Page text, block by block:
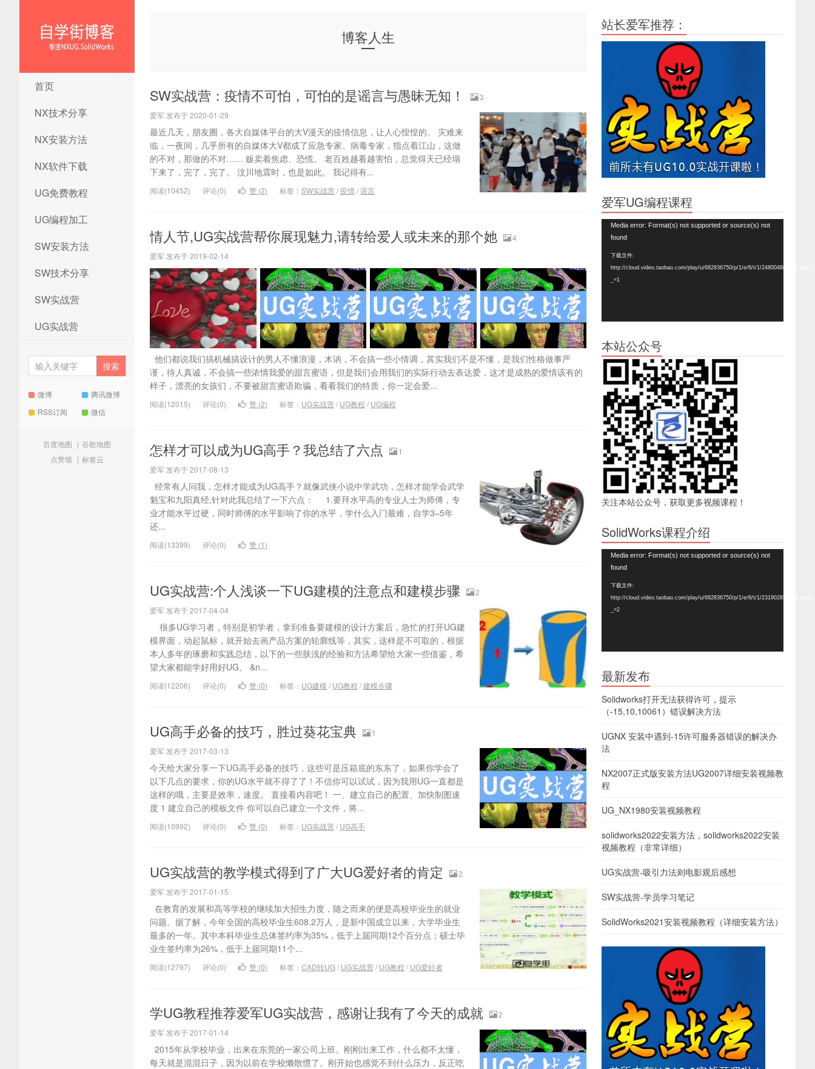
NX1847安装方法|UG12.0安装
方法|ug12.0安装教程|ug12.0
首页
NX技术分享
NX安装方法
NX软件下载
UG免费教程
UG编程加工
SW安装方法
SW技术分享
SW实战营
UG实战营
微博
腾讯微博
RSS订阅
微信
百度地图 | 谷歌地图
点赞墙 | 标签云
博客人生
SW实战营：疫情不可怕，可怕的是谣言与愚昧无知！
3
爱军 发布于 2020-01-29
最近几天，朋友圈，各大自媒体平台的大V漫天的疫情信息，让人心惶惶的。 灾难来
临，一夜间，几乎所有的自媒体大V都成了应急专家、病毒专家，指点着江山，这做
的不对，那做的不对…… 贩卖着焦虑、恐慌。 老百姓越看越害怕，总觉得天已经塌
下来了，完了，完了。 汶川地震时，也是如此。 我记得有...
阅读(10452) 评论(0) 赞 (2) 标签： SW实战营/疫情/谣言
情人节,UG实战营帮你展现魅力,请转给爱人或未来的那个她
4
爱军 发布于 2019-02-14
他们都说我们搞机械搞设计的男人不懂浪漫，木讷，不会搞一些小情调，其实我们不是不懂，是我们性格做事严
谨，待人真诚，不会搞一些浓情我爱的甜言蜜语，但是我们会用我们的实际行动去表达爱，这才是成熟的爱情该有的
样子，漂亮的女孩们，不要被甜言蜜语欺骗，看看我们的特质，你一定会爱...
阅读(12015) 评论(0) 赞 (2) 标签： UG实战营/ UG教程 / UG编程
怎样才可以成为UG高手？我总结了六点
1
爱军 发布于 2017-08-13
经常有人问我，怎样才能成为UG高手？就像武侠小说中学武功，怎样才能学会武学
魁宝和九阳真经,针对此我总结了一下六点： 1.要拜水平高的专业人士为师傅，专
业才能水平过硬，同时师傅的水平影响了你的水平，学什么入门最难，自学3–5年
还...
阅读(13399) 评论(0) 赞 (1)
UG实战营:个人浅谈一下UG建模的注意点和建模步骤
2
爱军 发布于 2017-04-04
很多UG学习者，特别是初学者，拿到准备要建模的设计方案后，急忙的打开UG建
模界面，动起鼠标，就开始去画产品方案的轮廓线等，其实，这样是不可取的，根据
本人多年的琢磨和实践总结，以下的一些肤浅的经验和方法希望给大家一些借鉴，希
望大家都能学好用好UG。 &n...
阅读(12206) 评论(0) 赞 (0) 标签： UG建模 / UG教程 /建模步骤
UG高手必备的技巧，胜过葵花宝典
1
爱军 发布于 2017-03-13
今天给大家分享一下UG高手必备的技巧，这些可是压箱底的东东了，如果你学会了
以下几点的要求，你的UG水平就不得了了！不信你可以试试，因为我用UG一直都是
这样的哦，主要是效率，速度。 直接看内容吧！ 一、建立自己的配置、加快制图速
度 1 建立自己的模板文件 你可以自己建立一个文件，将...
阅读(10992) 评论(0) 赞 (0) 标签： UG实战营/ UG高手
UG实战营的教学模式得到了广大UG爱好者的肯定
2
爱军 发布于 2017-01-15
在教育的发展和高等学校的继续加大招生力度，随之而来的便是高校毕业生的就业
问题。据了解，今年全国的高校毕业生608.2万人，是新中国成立以来，大学毕业生
最多的一年。其中本科毕业生总体签约率为35%，低于上届同期12个百分点；硕士毕
业生签约率为26%，低于上届同期11个...
阅读(12797) 评论(0) 赞 (0) 标签： CAD转UG/ UG实战营/ UG教程 / UG爱好者
学UG教程推荐爱军UG实战营，感谢让我有了今天的成就
2
爱军 发布于 2017-01-14
2015年从学校毕业，出来在东莞的一家公司上班。刚刚出来工作，什么都不太懂，
每天就是混混日子，因为以前在学校懒散惯了。刚开始也感觉不到什么压力，反正吃
站长爱军推荐：
爱军UG编程课程
Media error: Format(s) not supported or source(s) not
found
下载文件:
http://cloud.video.taobao.com/play/u/682836750/p/1/e/6/t/1/248004888864.mp4?
_=1
本站公众号
关注本站公众号，获取更多视频课程！
SolidWorks课程介绍
Media error: Format(s) not supported or source(s) not
found
下载文件:
http://cloud.video.taobao.com/play/u/682836750/p/1/e/6/t/1/231902857024.mp4?
_=2
最新发布
Solidworks打开无法获得许可，提示
（-15,10,10061）错误解决方法
UGNX 安装中遇到-15许可服务器错误的解决办
法
NX2007正式版安装方法UG2007详细安装视频教
程
UG_NX1980安装视频教程
solidworks2022安装方法，solidworks2022安装
视频教程（非常详细）
UG实战营-吸引力法则电影观后感想
SW实战营-学员学习笔记
SolidWorks2021安装视频教程（详细安装方法）